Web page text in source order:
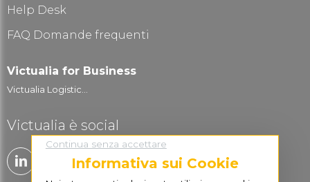
Help Desk
FAQ Domande frequenti
Victualia for Business
Victualia Logistic...
Victualia è social
Continua senza accettare
Informativa sui Cookie